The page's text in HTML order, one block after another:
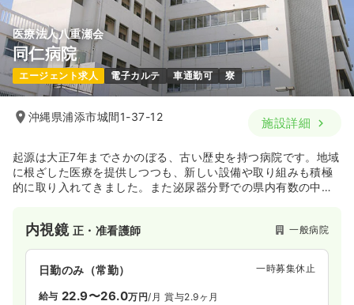
医療法人八重瀬会
同仁病院
エージェント求人 電子カルテ 車通勤可 寮
沖縄県浦添市城間1-37-12 施設詳細
起源は大正7年までさかのぼる、古い歴史を持つ病院です。地域
に根ざした医療を提供しつつも、新しい設備や取り組みも積極
的に取り入れてきました。また泌尿器分野での県内有数の中核
内視鏡 正・准看護師 一般病院
日勤のみ（常勤） 一時募集休止
給与 22.9〜26.0万円/月 賞与2.9ヶ月